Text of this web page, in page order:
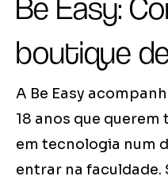
Be Easy:
boutique
A Be Easy
18 anos que
em tecnologia num
entrar na faculdade.